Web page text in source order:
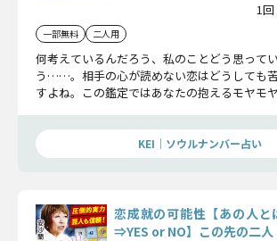
1回
一部無料 二人用
何考えているんだろう、私のことどう思って
う……。相手の心が読めない恋はどうしても
すよね。この鑑定ではあなたの抱えるモヤモ
KEI｜ソウルナンバー占い
恋成就の可能性【あの人と
⇒YES or NO】この先の二人